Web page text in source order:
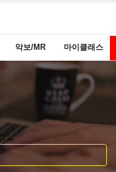
악보/MR 마이클래스